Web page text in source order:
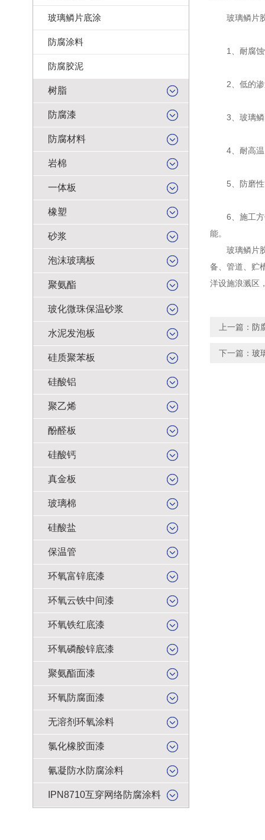
玻璃鳞片底涂
防腐涂料
防腐胶泥
树脂
防腐漆
防腐材料
岩棉
一体板
橡塑
砂浆
泡沫玻璃板
聚氨酯
玻化微珠保温砂浆
水泥发泡板
硅质聚苯板
硅酸铝
聚乙烯
酚醛板
硅酸钙
真金板
玻璃棉
硅酸盐
保温管
环氧富锌底漆
环氧云铁中间漆
环氧铁红底漆
环氧磷酸锌底漆
聚氨酯面漆
环氧防腐面漆
无溶剂环氧涂料
氯化橡胶面漆
氰凝防水防腐涂料
IPN8710互穿网络防腐涂料
玻璃鳞片胶
1、耐腐蚀性
2、低的渗透
3、玻璃鳞片
4、耐高温
5、防磨性
6、施工方便
能。
玻璃鳞片胶
备、管道、贮
洋设施浪溅区
上一篇： 防
下一篇： 玻